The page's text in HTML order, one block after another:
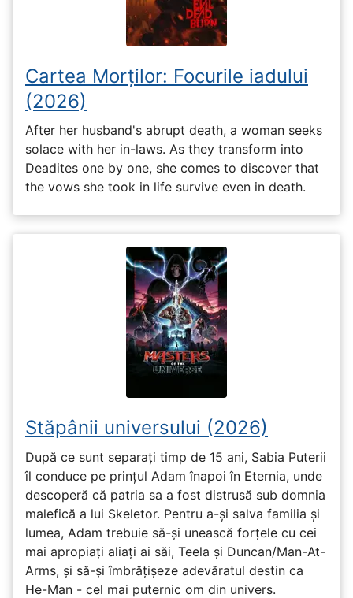
Cartea Morților: Focurile iadului
(2026)
After her husband's abrupt death, a woman seeks
solace with her in-laws. As they transform into
Deadites one by one, she comes to discover that
the vows she took in life survive even in death.
Stăpânii universului (2026)
După ce sunt separați timp de 15 ani, Sabia Puterii
îl conduce pe prințul Adam înapoi în Eternia, unde
descoperă că patria sa a fost distrusă sub domnia
malefică a lui Skeletor. Pentru a-și salva familia și
lumea, Adam trebuie să-și unească forțele cu cei
mai apropiați aliați ai săi, Teela și Duncan/Man-At-
Arms, și să-și îmbrățișeze adevăratul destin ca
He-Man - cel mai puternic om din univers.